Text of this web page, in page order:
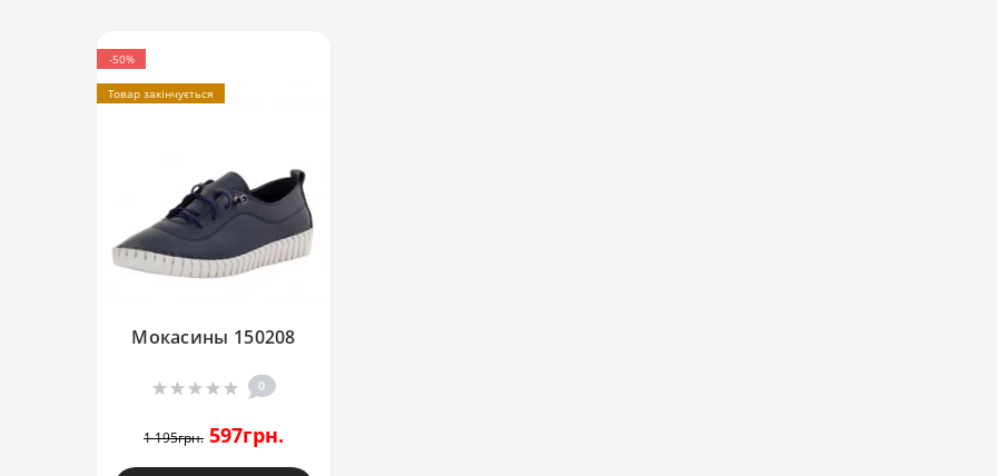
-50%
Товар закінчується
Мокасины 150208
0
1 195грн. 597грн.